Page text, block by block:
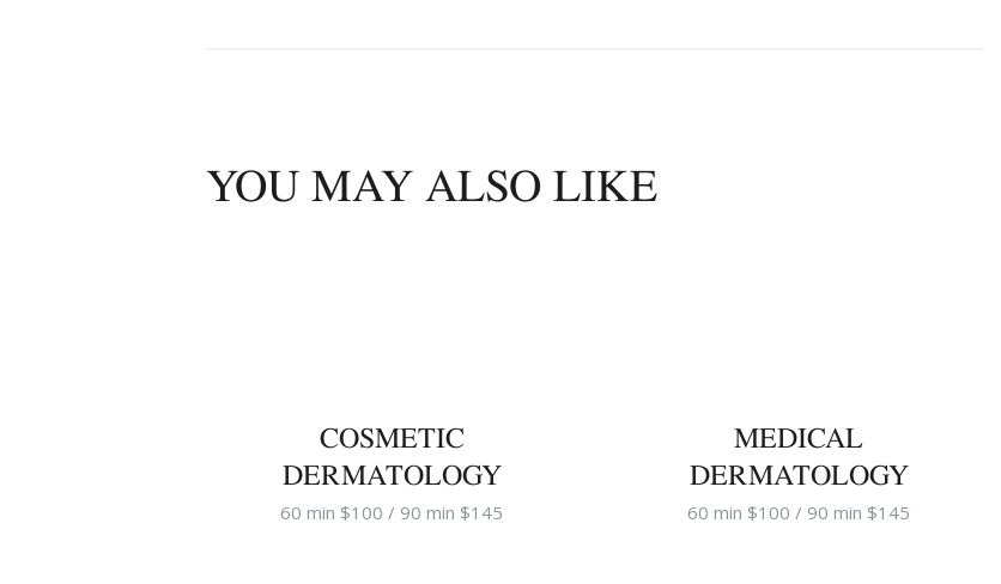
YOU MAY ALSO LIKE
COSMETIC
DERMATOLOGY
60 min $100 / 90 min $145
MEDICAL
DERMATOLOGY
60 min $100 / 90 min $145